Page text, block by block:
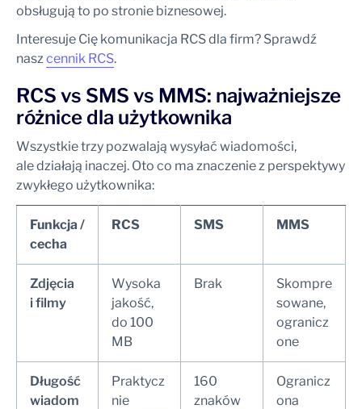
obsługują to po stronie biznesowej.
Interesuje Cię komunikacja RCS dla firm? Sprawdź
naszcennik RCS.
RCS vs SMS vs MMS: najważniejsze
różnice dla użytkownika
Wszystkie trzy pozwalają wysyłać wiadomości,
ale działają inaczej. Oto co ma znaczenie z perspektywy
zwykłego użytkownika:
Funkcja /
cecha
RCS SMS MMS
Zdjęcia
i filmy
Wysoka
jakość,
do 100
MB
Brak
Skompre
sowane,
ogranicz
one
Długość
wiadom
Praktycz
nie
160
znaków
Ogranicz
ona